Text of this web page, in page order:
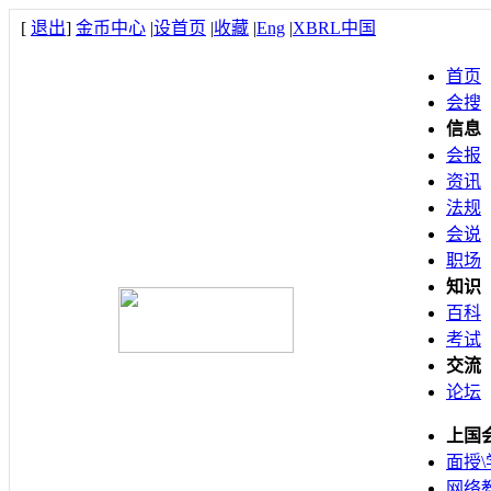
[ 退出] 金币中心 |设首页 |收藏 |Eng |XBRL中国
首页
会搜
信息
会报
资讯
法规
会说
职场
知识
百科
考试
交流
论坛
上国
面授\